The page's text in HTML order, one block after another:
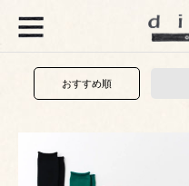
おすすめ順